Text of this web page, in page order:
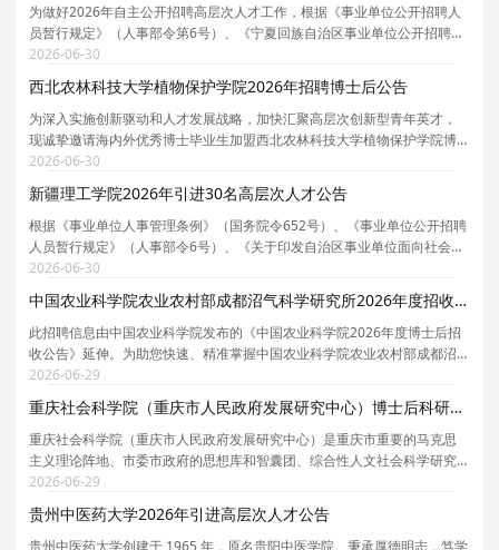
为做好2026年自主公开招聘高层次人才工作，根据《事业单位公开招聘人
员暂行规定》（人事部令第6号）、《宁夏回族自治区事业单位公开招聘工
作人员实施办法》（宁政办规发〔2023〕9号）和学校高层次人才引进有关
规定，现就2026年自主公开招聘高层次人才有关事
2026-06-30
西北农林科技大学植物保护学院2026年招聘博士后公告
为深入实施创新驱动和人才发展战略，加快汇聚高层次创新型青年英才，
现诚挚邀请海内外优秀博士毕业生加盟西北农林科技大学植物保护学院博
士后队伍，从事科学研究工作，与我们共谋发展。 一、基本应聘条件 1、
遵纪守法，具有良好的思想品德，无违法违纪记录；
2026-06-30
新疆理工学院2026年引进30名高层次人才公告
根据《事业单位人事管理条例》（国务院令652号）、《事业单位公开招聘
人员暂行规定》（人事部令6号）、《关于印发自治区事业单位面向社会公
开招聘工作人员办法的通知》（新人社发〔2013〕141号）要求，经学校
党委常委会研究，现组织实施202 6 年面向社会公开
2026-06-30
中国农业科学院农业农村部成都沼气科学研究所2026年度招收18名博士后公告
此招聘信息由中国农业科学院发布的《中国农业科学院2026年度博士后招
收公告》延伸。为助您快速、精准掌握中国农业科学院农业农村部成都沼
气科学研究所的招聘详情， 现特别针对中国农业科学院农业农村部成都沼
气科学研究所的岗位信息与报考要点单独说明。 为
2026-06-29
重庆社会科学院（重庆市人民政府发展研究中心）博士后科研工作站2026年度招收博士后简章
重庆社会科学院（重庆市人民政府发展研究中心）是重庆市重要的马克思
主义理论阵地、市委市政府的思想库和智囊团、综合性人文社会科学研究
机构。重庆社会科学院（重庆市人民政府发展研究中心）博士后科研工作
站为国家级博士后科研工作站，根据工作安排，现面
2026-06-29
贵州中医药大学2026年引进高层次人才公告
贵州中医药大学创建于 1965 年，原名贵阳中医学院。秉承厚德明志，笃学